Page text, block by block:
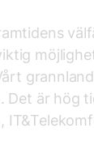
Det är hög